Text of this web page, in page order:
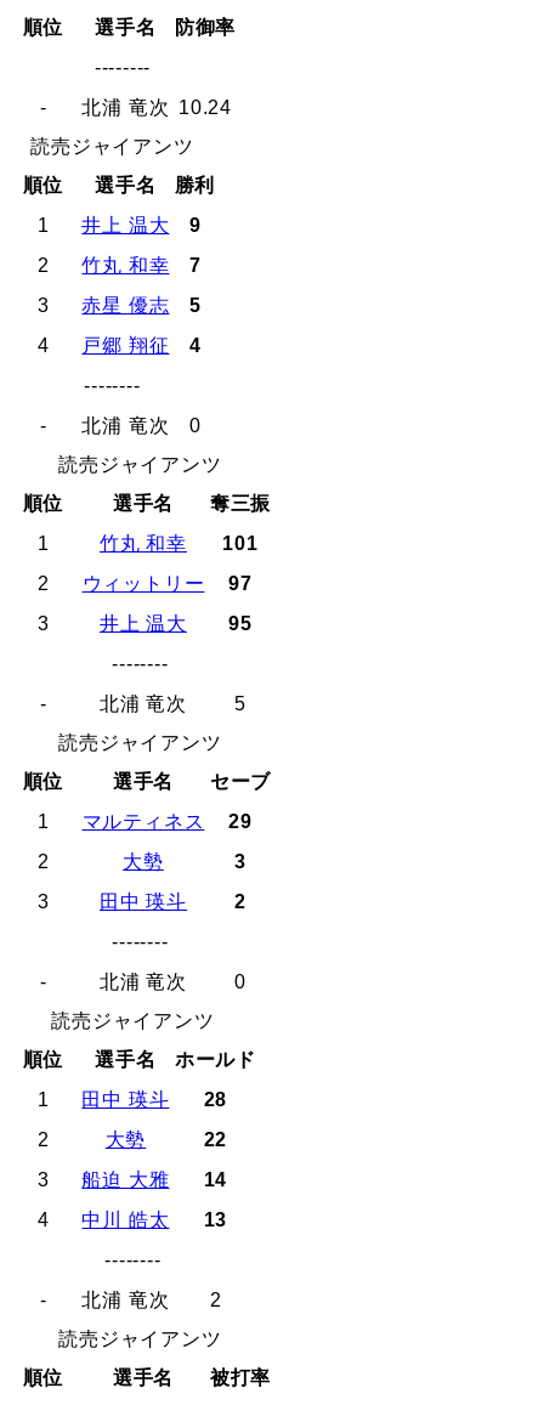
順位
選手名
防御率
--------
-
北浦 竜次 10.24
読売ジャイアンツ
順位
選手名
勝利
1
井上 温大
9
2
竹丸 和幸
7
3
赤星 優志
5
4
戸郷 翔征
4
--------
-
北浦 竜次
0
読売ジャイアンツ
順位
選手名
奪三振
1
竹丸 和幸
101
2
ウィットリー
97
3
井上 温大
95
--------
-
北浦 竜次
5
読売ジャイアンツ
順位
選手名
セーブ
1
マルティネス
29
2
大勢
3
3
田中 瑛斗
2
--------
-
北浦 竜次
0
読売ジャイアンツ
順位
選手名
ホールド
1
田中 瑛斗
28
2
大勢
22
3
船迫 大雅
14
4
中川 皓太
13
--------
-
北浦 竜次
2
読売ジャイアンツ
順位
選手名
被打率